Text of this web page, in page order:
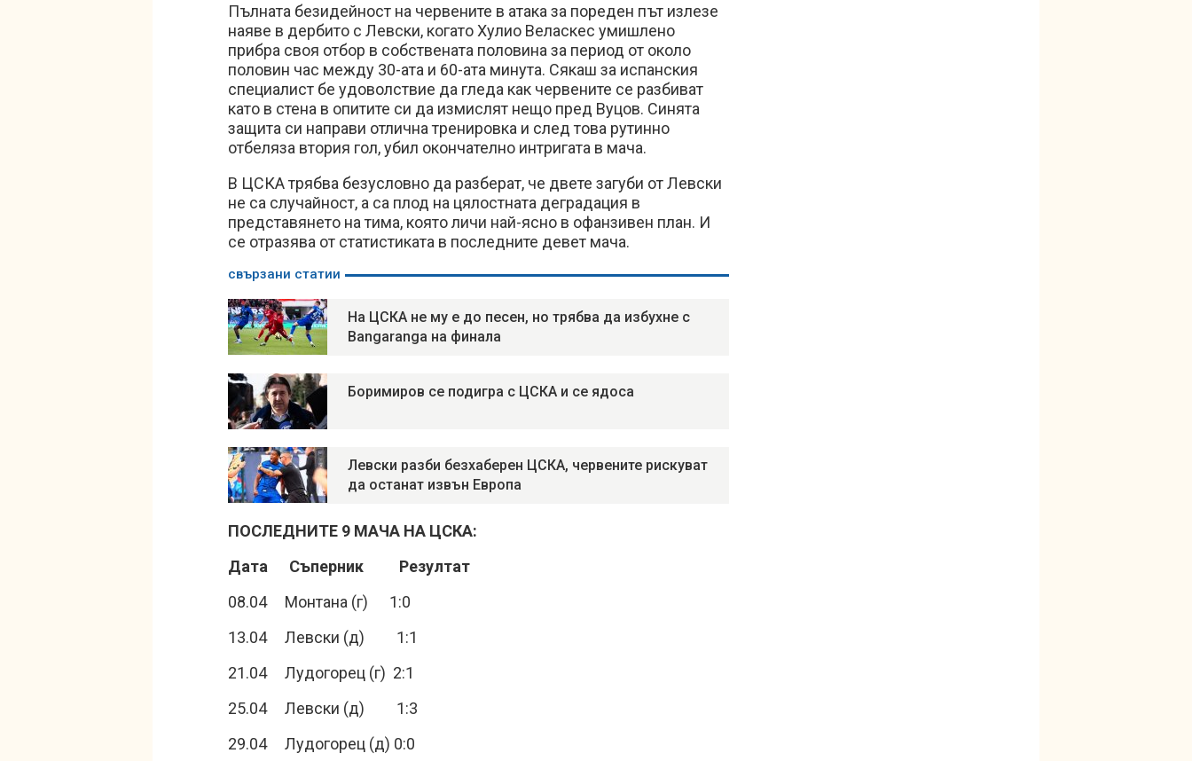
Пълната безидейност на червените в атака за пореден път излезе
наяве в дербито с Левски, когато Хулио Веласкес умишлено
прибра своя отбор в собствената половина за период от около
половин час между 30-ата и 60-ата минута. Сякаш за испанския
специалист бе удоволствие да гледа как червените се разбиват
като в стена в опитите си да измислят нещо пред Вуцов. Синята
защита си направи отлична тренировка и след това рутинно
отбеляза втория гол, убил окончателно интригата в мача.
В ЦСКА трябва безусловно да разберат, че двете загуби от Левски
не са случайност, а са плод на цялостната деградация в
представянето на тима, която личи най-ясно в офанзивен план. И
се отразява от статистиката в последните девет мача.
свързани статии
На ЦСКА не му е до песен, но трябва да избухне с
Bangaranga на финала
Боримиров се подигра с ЦСКА и се ядоса
Левски разби безхаберен ЦСКА, червените рискуват
да останат извън Европа
ПОСЛЕДНИТЕ 9 МАЧА НА ЦСКА:
Дата Съперник Резултат
08.04 Монтана (г) 1:0
13.04 Левски (д) 1:1
21.04 Лудогорец (г) 2:1
25.04 Левски (д) 1:3
29.04 Лудогорец (д) 0:0